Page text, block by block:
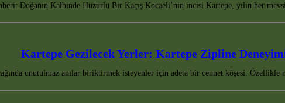
Doğanın Kalbinde Huzurlu Bir Kaçış Kocaeli’nin incisi Kartepe, yılın her
Kartepe Gezilecek Yerler: Kartepe Zipline
unutulmaz anılar biriktirmek isteyenler için adeta bir cennet köşesi. Özellikle